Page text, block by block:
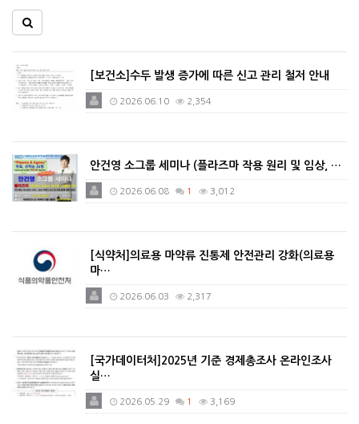
[보건소]수두 발생 증가에 따른 신고 관리 철저 안내
2026.06.10 2,354
안건영 소그룹 세미나 (플라즈마 작용 원리 및 임상, …
2026.06.08 1 3,012
[식약처]의료용 마약류 진통제 안전관리 강화(의료용
마…
2026.06.03 2,317
[국가데이터처]2025년 기준 경제총조사 온라인조사
실…
2026.05.29 1 3,169